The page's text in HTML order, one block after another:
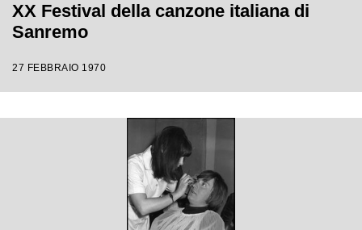
XX Festival della canzone italiana di
Sanremo
27 FEBBRAIO 1970